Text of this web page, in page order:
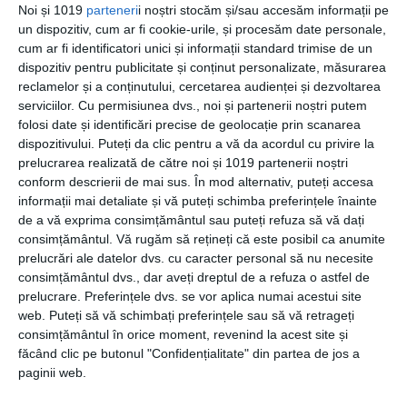
Noi și 1019 partenerii noștri stocăm și/sau accesăm informații pe
un dispozitiv, cum ar fi cookie-urile, și procesăm date personale,
cum ar fi identificatori unici și informații standard trimise de un
dispozitiv pentru publicitate și conținut personalizate, măsurarea
reclamelor și a conținutului, cercetarea audienței și dezvoltarea
serviciilor. Cu permisiunea dvs., noi și partenerii noștri putem
folosi date și identificări precise de geolocație prin scanarea
dispozitivului. Puteți da clic pentru a vă da acordul cu privire la
prelucrarea realizată de către noi și 1019 partenerii noștri
conform descrierii de mai sus. În mod alternativ, puteți accesa
informații mai detaliate și vă puteți schimba preferințele înainte
de a vă exprima consimțământul sau puteți refuza să vă dați
consimțământul. Vă rugăm să rețineți că este posibil ca anumite
prelucrări ale datelor dvs. cu caracter personal să nu necesite
consimțământul dvs., dar aveți dreptul de a refuza o astfel de
prelucrare. Preferințele dvs. se vor aplica numai acestui site
web. Puteți să vă schimbați preferințele sau să vă retrageți
consimțământul în orice moment, revenind la acest site și
făcând clic pe butonul "Confidențialitate" din partea de jos a
paginii web.
21 februarie 2018
De ce sa alegi serviciile de inchirieri auto
din Otopeni daca vii in Bucuresti
Navigare
în
articole
Pagina precedentă 6